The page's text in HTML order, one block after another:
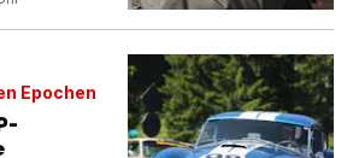
Epochen